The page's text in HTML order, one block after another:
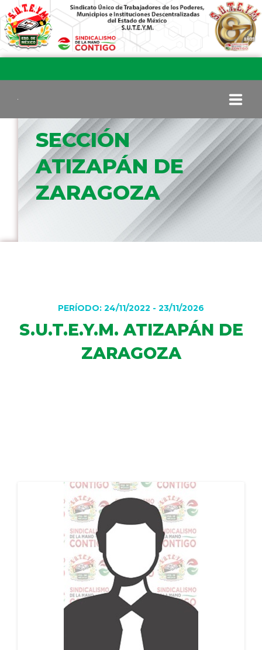
INICIO
COMITÉ EJECUTIVO
COORDINADORES
SECCIÓN
ATIZAPÁN DE
ZARAGOZA
S.U.T.E.Y.M. ATIZAPÁN DE
ZARAGOZA
PERÍODO: 24/11/2022 - 23/11/2026